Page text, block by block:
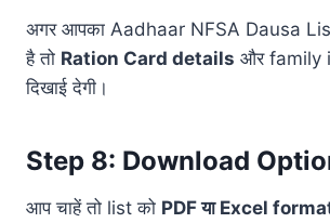
अगर आपका Aadhaar NFSA Dausa
है तो Ration Card details और family
दिखाई देगी।
Step 8: Download
आप चाहें तो list को PDF या Excel